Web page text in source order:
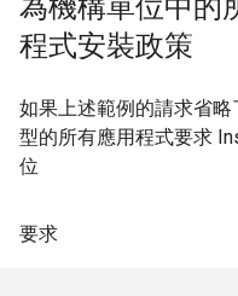
為機構單位中的
程式安裝政策
如果上述範例的請求省
型的所有應用程式要求
位
要求